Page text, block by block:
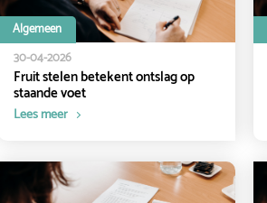
Algemeen
30-04-2026
Fruit stelen betekent ontslag op
staande voet
Lees meer